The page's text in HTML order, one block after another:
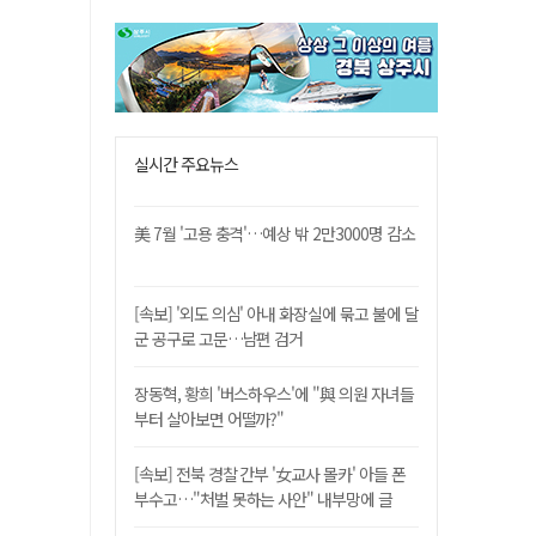
실시간 주요뉴스
美 7월 '고용 충격'…예상 밖 2만3000명 감소
[속보] '외도 의심' 아내 화장실에 묶고 불에 달
군 공구로 고문…남편 검거
장동혁, 황희 '버스하우스'에 "與 의원 자녀들
부터 살아보면 어떨까?"
[속보] 전북 경찰 간부 '女교사 몰카' 아들 폰
부수고…"처벌 못하는 사안" 내부망에 글